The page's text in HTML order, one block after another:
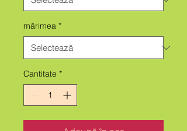
mărimea *
Cantitate *